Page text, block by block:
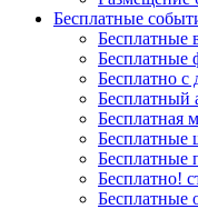
Бесплатные
Бесплатные
Бесплатные
Бесплатно с
Бесплатный
Бесплатная
Бесплатные
Бесплатные
Бесплатно!
Бесплатные